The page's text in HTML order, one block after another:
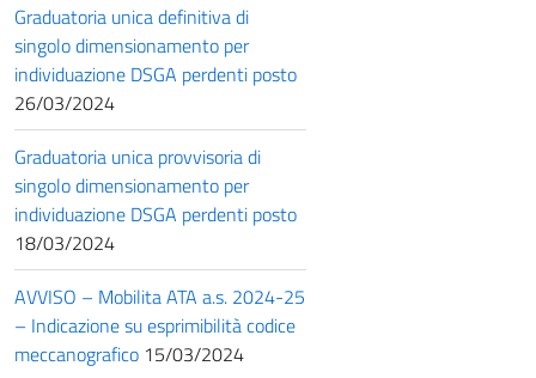
Graduatoria unica definitiva di
singolo dimensionamento per
individuazione DSGA perdenti posto
26/03/2024
Graduatoria unica provvisoria di
singolo dimensionamento per
individuazione DSGA perdenti posto
18/03/2024
AVVISO – Mobilita ATA a.s. 2024-25
– Indicazione su esprimibilità codice
meccanografico 15/03/2024